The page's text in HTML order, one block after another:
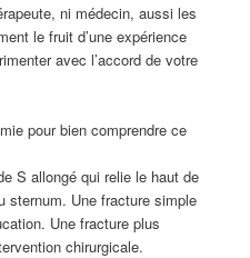
ni médecin, aussi les
le fruit d’une expérience
avec l’accord de votre
pour bien comprendre ce
S allongé qui relie le haut de
sternum. Une fracture simple
Une fracture plus
chirurgicale.